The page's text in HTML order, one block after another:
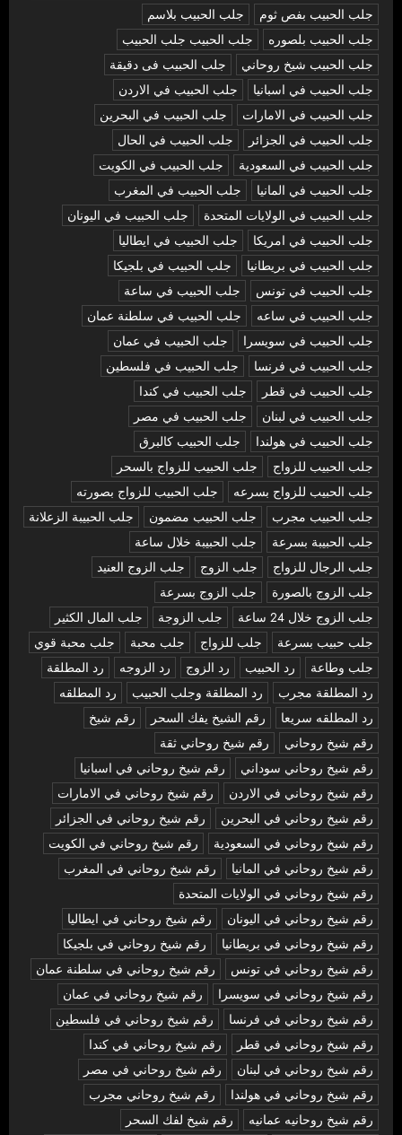
جلب الحبيب بفص ثوم
جلب الحبيب بلاسم
جلب الحبيب بلصوره
جلب الحبيب جلب الحبيب
جلب الحبيب شيخ روحاني
جلب الحبيب فى دقيقة
جلب الحبيب في اسبانيا
جلب الحبيب في الاردن
جلب الحبيب في الامارات
جلب الحبيب في البحرين
جلب الحبيب في الجزائر
جلب الحبيب في الحال
جلب الحبيب في السعودية
جلب الحبيب في الكويت
جلب الحبيب في المانيا
جلب الحبيب في المغرب
جلب الحبيب في الولايات المتحدة
جلب الحبيب في اليونان
جلب الحبيب في امريكا
جلب الحبيب في ايطاليا
جلب الحبيب في بريطانيا
جلب الحبيب في بلجيكا
جلب الحبيب في تونس
جلب الحبيب في ساعة
جلب الحبيب في ساعه
جلب الحبيب في سلطنة عمان
جلب الحبيب في سويسرا
جلب الحبيب في عمان
جلب الحبيب في فرنسا
جلب الحبيب في فلسطين
جلب الحبيب في قطر
جلب الحبيب في كندا
جلب الحبيب في لبنان
جلب الحبيب في مصر
جلب الحبيب في هولندا
جلب الحبيب كالبرق
جلب الحبيب للزواج
جلب الحبيب للزواج بالسحر
جلب الحبيب للزواج بسرعه
جلب الحبيب للزواج بصورته
جلب الحبيب مجرب
جلب الحبيب مضمون
جلب الحبيبة الزعلانة
جلب الحبيبة بسرعة
جلب الحبيبة خلال ساعة
جلب الرجال للزواج
جلب الزوج
جلب الزوج العنيد
جلب الزوج بالصورة
جلب الزوج بسرعة
جلب الزوج خلال 24 ساعة
جلب الزوجة
جلب المال الكثير
جلب حبيب بسرعة
جلب للزواج جلب محبة
جلب محبة قوي
جلب وطاعة
رد الحبيب رد الزوج رد الزوجه
رد المطلقة
رد المطلقة مجرب
رد المطلقة وجلب الحبيب
رد المطلقه
رد المطلقه سريعا
رقم الشيخ يفك السحر
رقم شيخ
رقم شيخ روحاني
رقم شيخ روحاني ثقة
رقم شيخ روحاني سوداني
رقم شيخ روحاني في اسبانيا
رقم شيخ روحاني في الاردن
رقم شيخ روحاني في الامارات
رقم شيخ روحاني في البحرين
رقم شيخ روحاني في الجزائر
رقم شيخ روحاني في السعودية
رقم شيخ روحاني في الكويت
رقم شيخ روحاني في المانيا
رقم شيخ روحاني في المغرب
رقم شيخ روحاني في الولايات المتحدة
رقم شيخ روحاني في اليونان
رقم شيخ روحاني في ايطاليا
رقم شيخ روحاني في بريطانيا
رقم شيخ روحاني في بلجيكا
رقم شيخ روحاني في تونس
رقم شيخ روحاني في سلطنة عمان
رقم شيخ روحاني في سويسرا
رقم شيخ روحاني في عمان
رقم شيخ روحاني في فرنسا
رقم شيخ روحاني في فلسطين
رقم شيخ روحاني في قطر
رقم شيخ روحاني في كندا
رقم شيخ روحاني في لبنان
رقم شيخ روحاني في مصر
رقم شيخ روحاني في هولندا
رقم شيخ روحاني مجرب
رقم شيخ روحانيه عمانيه
رقم شيخ لفك السحر